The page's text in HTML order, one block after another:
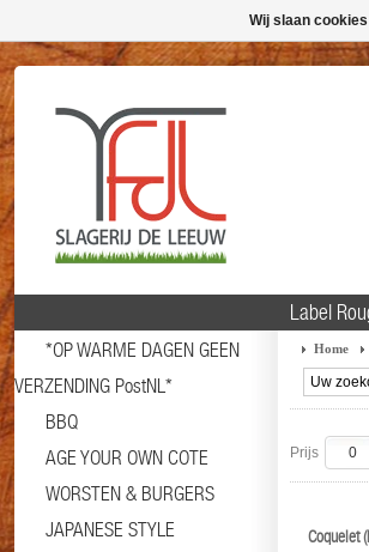
*OP WARME DAGEN GEEN
VERZENDING PostNL*
BBQ
AGE YOUR OWN COTE
WORSTEN & BURGERS
JAPANESE STYLE
Label
Home
Prijs
Coquelet
Wij slaan